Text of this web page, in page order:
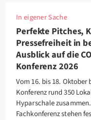
In eigener Sache
Perfekte Pitches,
Pressefreiheit in
Ausblick auf die
Konferenz 2026
Vom 16. bis 18. Oktober
Konferenz rund 350
Hyparschale
Fachkonferenz stehen